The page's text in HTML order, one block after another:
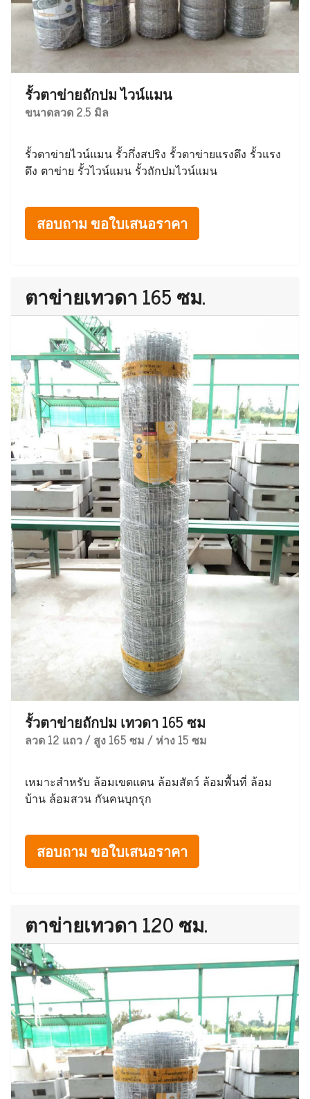
รั้วตาข่ายถักปม ไวน์แมน
ขนาดลวด 2.5 มิล
รั้วตาข่ายไวน์แมน รั้วกึ่งสปริง รั้วตาข่ายแรงดึง รั้วแรง
ดึง ตาข่าย รั้วไวน์แมน รั้วถักปมไวน์แมน
สอบถาม ขอใบเสนอราคา
ตาข่ายเทวดา 165 ซม.
รั้วตาข่ายถักปม เทวดา 165 ซม
ลวด 12 แถว / สูง 165 ซม / ห่าง 15 ซม
เหมาะสำหรับ ล้อมเขตแดน ล้อมสัตว์ ล้อมพื้นที่ ล้อม
บ้าน ล้อมสวน กันคนบุกรุก
สอบถาม ขอใบเสนอราคา
ตาข่ายเทวดา 120 ซม.